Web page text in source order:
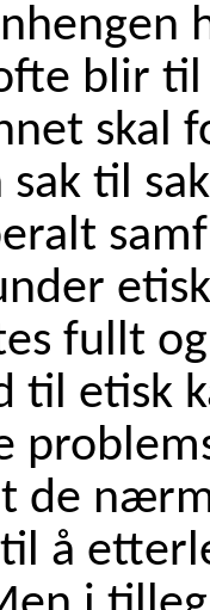
blir
skal
til
fullt
til etisk
de
å